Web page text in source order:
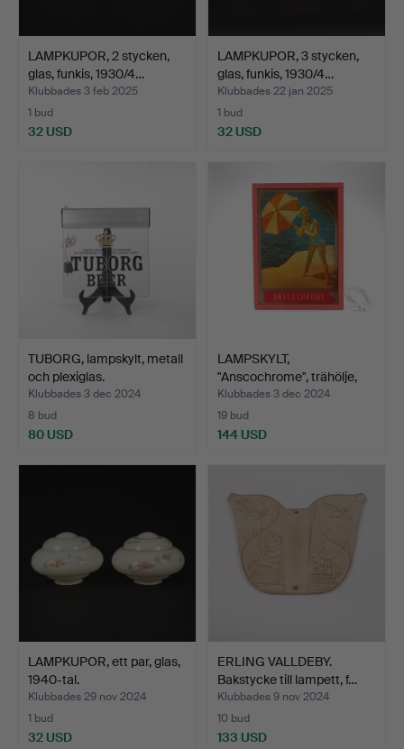
LAMPKUPOR, 2 stycken,
glas, funkis, 1930/4…
Klubbades 3 feb 2025
1 bud
32 USD
LAMPKUPOR, 3 stycken,
glas, funkis, 1930/4…
Klubbades 22 jan 2025
1 bud
32 USD
TUBORG, lampskylt, metall
och plexiglas.
Klubbades 3 dec 2024
8 bud
80 USD
LAMPSKYLT,
"Anscochrome", trähölje,
1950/6…
Klubbades 3 dec 2024
19 bud
144 USD
LAMPKUPOR, ett par, glas,
1940-tal.
Klubbades 29 nov 2024
1 bud
32 USD
ERLING VALLDEBY.
Bakstycke till lampett, f…
Klubbades 9 nov 2024
10 bud
133 USD